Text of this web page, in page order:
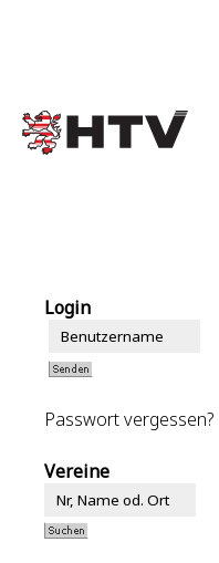
Login
Passwort vergessen?
Vereine